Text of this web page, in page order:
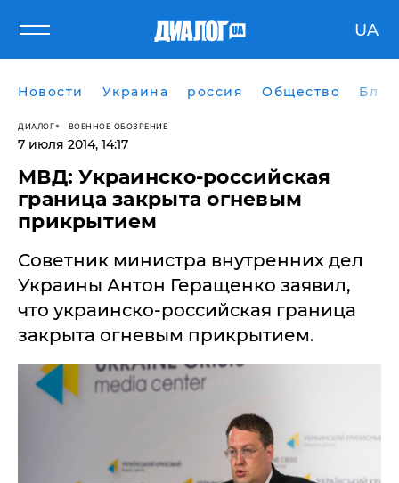
UA
Новости Украина россия Общество
ДИАЛОГ ВОЕННОЕ ОБОЗРЕНИЕ
7 июля 2014, 14:17
МВД: Украинско-российская
граница закрыта огневым
прикрытием
Советник министра внутренних дел
Украины Антон Геращенко заявил,
что украинско-российская граница
закрыта огневым прикрытием.